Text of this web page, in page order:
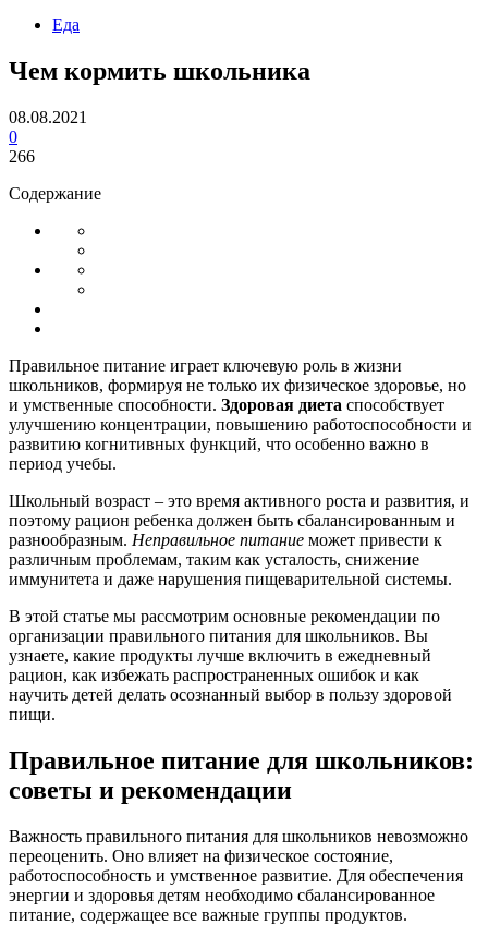
Еда
Чем кормить школьника
08.08.2021
0
266
Содержание
Правильное питание играет ключевую роль в жизни
школьников, формируя не только их физическое здоровье, но
и умственные способности. Здоровая диета способствует
улучшению концентрации, повышению работоспособности и
развитию когнитивных функций, что особенно важно в
период учебы.
Школьный возраст – это время активного роста и развития, и
поэтому рацион ребенка должен быть сбалансированным и
разнообразным. Неправильное питание может привести к
различным проблемам, таким как усталость, снижение
иммунитета и даже нарушения пищеварительной системы.
В этой статье мы рассмотрим основные рекомендации по
организации правильного питания для школьников. Вы
узнаете, какие продукты лучше включить в ежедневный
рацион, как избежать распространенных ошибок и как
научить детей делать осознанный выбор в пользу здоровой
пищи.
Правильное питание для школьников:
советы и рекомендации
Важность правильного питания для школьников невозможно
переоценить. Оно влияет на физическое состояние,
работоспособность и умственное развитие. Для обеспечения
энергии и здоровья детям необходимо сбалансированное
питание, содержащее все важные группы продуктов.